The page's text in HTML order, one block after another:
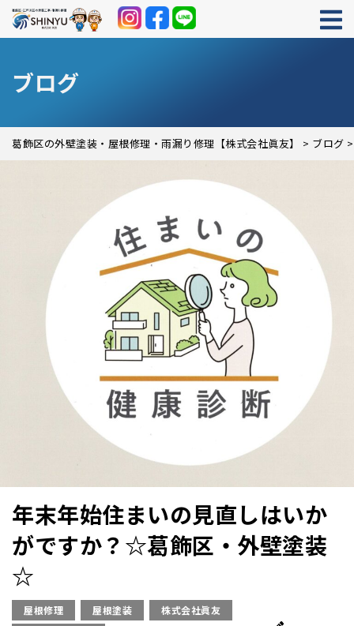
ブログ
葛飾区の外壁塗装・屋根修理・雨漏り修理【株式会社眞友】 > ブログ
年末年始住まいの見直しはいか
がですか？☆葛飾区・外壁塗装
☆
屋根修理 屋根塗装
株式会社眞友